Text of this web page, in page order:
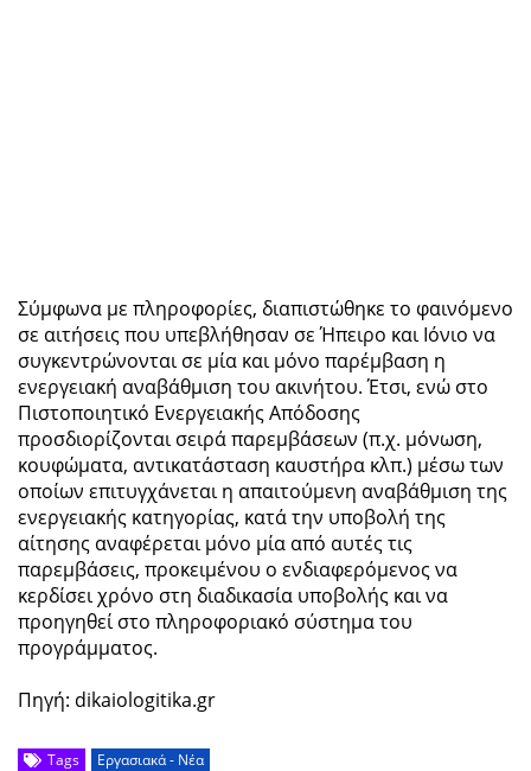
Σύμφωνα με πληροφορίες, διαπιστώθηκε το φαινόμενο
σε αιτήσεις που υπεβλήθησαν σε Ήπειρο και Ιόνιο να
συγκεντρώνονται σε μία και μόνο παρέμβαση η
ενεργειακή αναβάθμιση του ακινήτου. Έτσι, ενώ στο
Πιστοποιητικό Ενεργειακής Απόδοσης
προσδιορίζονται σειρά παρεμβάσεων (π.χ. μόνωση,
κουφώματα, αντικατάσταση καυστήρα κλπ.) μέσω των
οποίων επιτυγχάνεται η απαιτούμενη αναβάθμιση της
ενεργειακής κατηγορίας, κατά την υποβολή της
αίτησης αναφέρεται μόνο μία από αυτές τις
παρεμβάσεις, προκειμένου ο ενδιαφερόμενος να
κερδίσει χρόνο στη διαδικασία υποβολής και να
προηγηθεί στο πληροφοριακό σύστημα του
προγράμματος.
Πηγή: dikaiologitika.gr
Tags Εργασιακά - Νέα